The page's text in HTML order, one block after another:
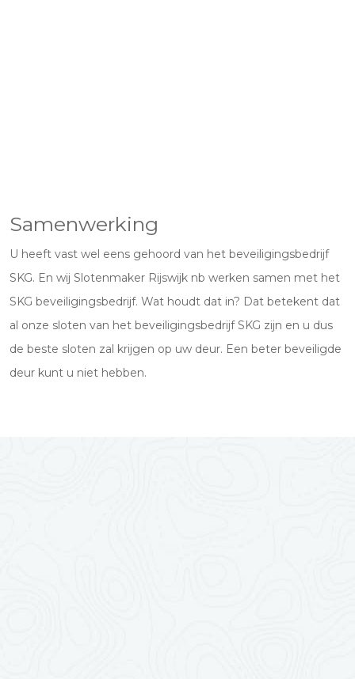
Samenwerking
U heeft vast wel eens gehoord van het beveiligingsbedrijf
SKG. En wij Slotenmaker Rijswijk nb werken samen met het
SKG beveiligingsbedrijf. Wat houdt dat in? Dat betekent dat
al onze sloten van het beveiligingsbedrijf SKG zijn en u dus
de beste sloten zal krijgen op uw deur. Een beter beveiligde
deur kunt u niet hebben.